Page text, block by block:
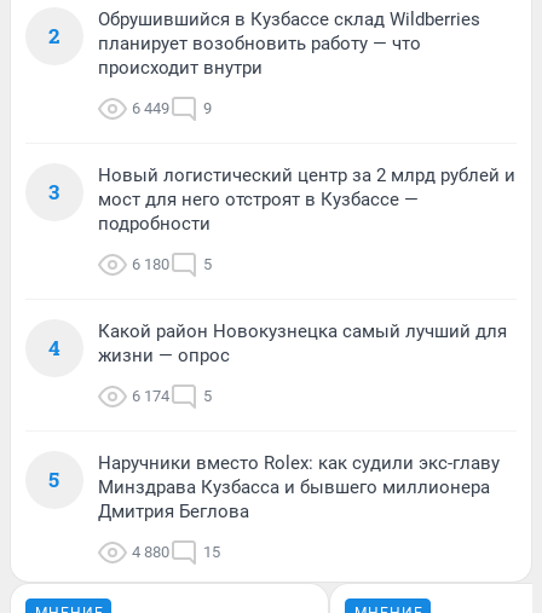
2
Обрушившийся в Кузбассе склад Wildberries
планирует возобновить работу — что
происходит внутри
6 449 9
3
Новый логистический центр за 2 млрд рублей и
мост для него отстроят в Кузбассе —
подробности
6 180 5
4
Какой район Новокузнецка самый лучший для
жизни — опрос
6 174 5
5
Наручники вместо Rolex: как судили экс-главу
Минздрава Кузбасса и бывшего миллионера
Дмитрия Беглова
4 880 15